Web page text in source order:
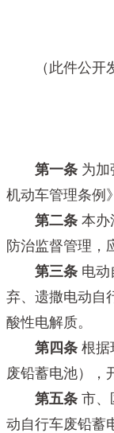
（此件公开发
第一条 为加
机动车管理条例
第二条 本办
防治监督管理，
第三条 电动
弃、遗撒电动自
酸性电解质。
第四条 根据
废铅蓄电池），
第五条 市、
动自行车废铅蓄